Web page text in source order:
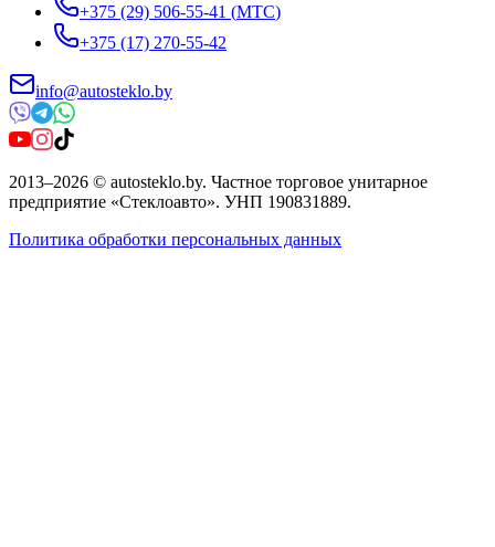
+375 (29) 506-55-41 (МТС)
+375 (17) 270-55-42
info@autosteklo.by
2013–2026 © autosteklo.by. Частное торговое унитарное
предприятие «Стеклоавто». УНП 190831889.
Политика обработки персональных данных